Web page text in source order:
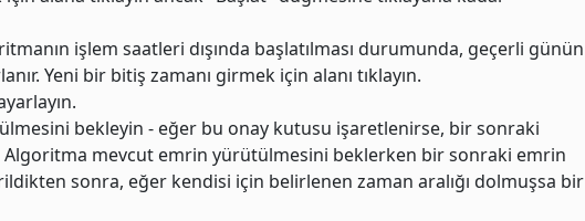
işlem saatleri dışında başlatılması durumunda, geçerli günün
Yeni bir bitiş zamanı girmek için alanı tıklayın.
bekleyin - eğer bu onay kutusu işaretlenirse, bir sonraki
mevcut emrin yürütülmesini beklerken bir sonraki emrin
sonra, eğer kendisi için belirlenen zaman aralığı dolmuşsa bir